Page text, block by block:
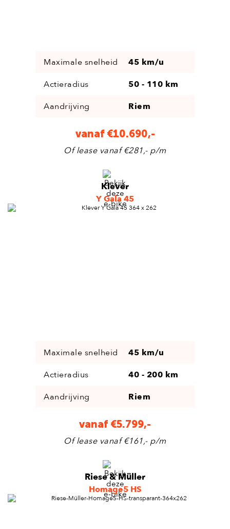
Maximale snelheid
45 km/u
Actieradius
50 - 110 km
Aandrijving
Riem
vanaf €10.690,-
Of lease vanaf €281,- p/m
Klever
Y Gala 45
Maximale snelheid
45 km/u
Actieradius
40 - 200 km
Aandrijving
Riem
vanaf €5.799,-
Of lease vanaf €161,- p/m
Riese & Müller
Homage5 HS